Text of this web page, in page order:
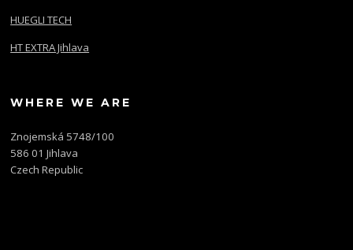
HUEGLI TECH
HT EXTRA Jihlava
WHERE WE ARE
Znojemská 5748/100
586 01 Jihlava
Czech Republic